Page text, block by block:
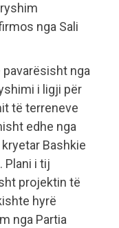
nga Sali
nga
i ligji për
të terreneve
edhe nga
kryetar Bashkie
Plani i tij
projektin të
hyrë
nga Partia